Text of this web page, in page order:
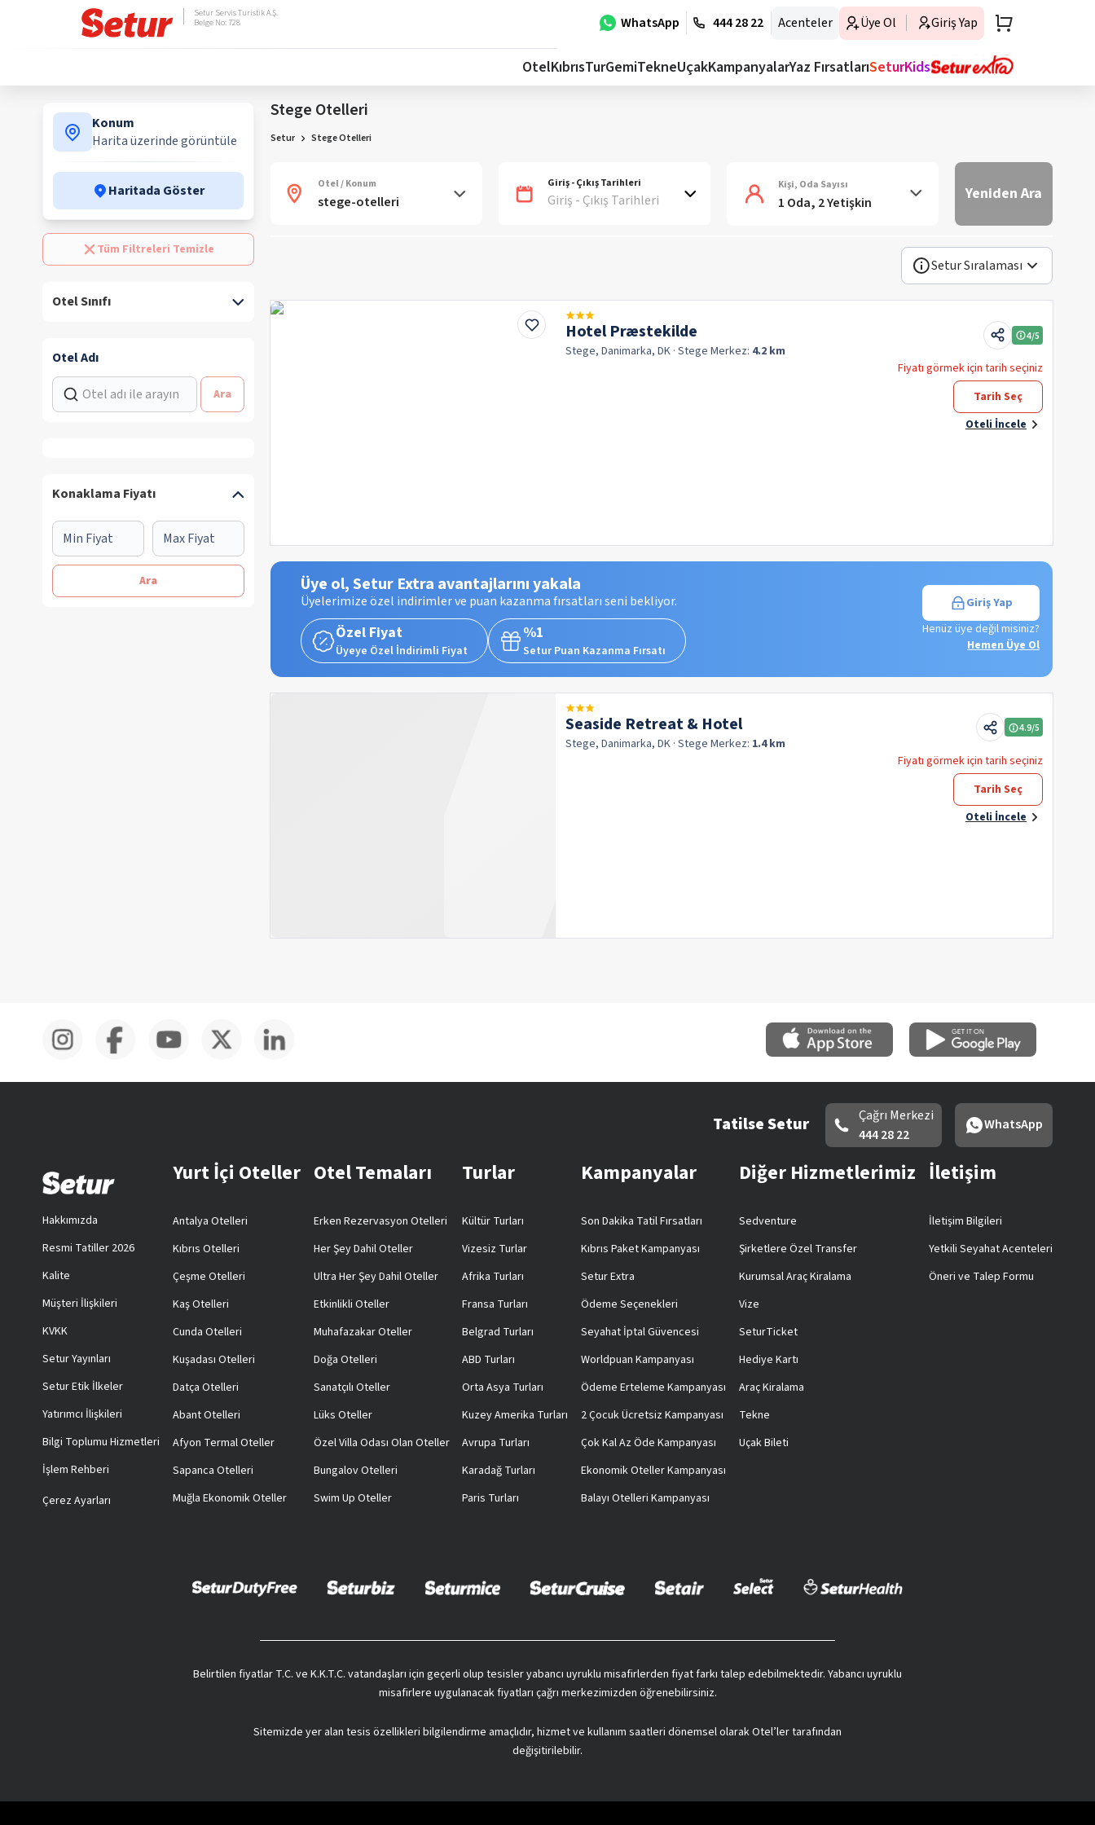
WhatsApp 444 28 22 Acenteler Üye Ol Giriş Yap
Setur Servis Turistik A.Ş.
Belge No: 728
OtelKıbrısTurGemiTekneUçakKampanyalarYaz FırsatlarıSeturKids
Konum
Harita üzerinde görüntüle
Haritada Göster
Tüm Filtreleri Temizle
Otel Sınıfı
Otel Adı
Ara
Konaklama Fiyatı
Ara
Stege Otelleri
Setur Stege Otelleri
Otel / Konum Giriş - Çıkış Tarihleri
Giriş - Çıkış Tarihleri
Kişi, Oda Sayısı
1 Oda, 2 Yetişkin Yeniden Ara
Setur Sıralaması
Hotel Præstekilde
Stege, Danimarka, DK · Stege Merkez: 4.2 km
4/5
Fiyatı görmek için tarih seçiniz
Tarih Seç
Oteli İncele
Üye ol, Setur Extra avantajlarını yakala
Üyelerimize özel indirimler ve puan kazanma fırsatları seni bekliyor.
Özel Fiyat
Üyeye Özel İndirimli Fiyat
%1
Setur Puan Kazanma Fırsatı
Giriş Yap
Henüz üye değil misiniz?
Hemen Üye Ol
Seaside Retreat & Hotel
Stege, Danimarka, DK · Stege Merkez: 1.4 km
4.9/5
Fiyatı görmek için tarih seçiniz
Tarih Seç
Oteli İncele
Tatilse Setur
Çağrı Merkezi
444 28 22
WhatsApp
Hakkımızda
Resmi Tatiller 2026
Kalite
Müşteri İlişkileri
KVKK
Setur Yayınları
Setur Etik İlkeler
Yatırımcı İlişkileri
Bilgi Toplumu Hizmetleri
İşlem Rehberi
Çerez Ayarları
Yurt İçi Oteller
Antalya Otelleri
Kıbrıs Otelleri
Çeşme Otelleri
Kaş Otelleri
Cunda Otelleri
Kuşadası Otelleri
Datça Otelleri
Abant Otelleri
Afyon Termal Oteller
Sapanca Otelleri
Muğla Ekonomik Oteller
Otel Temaları
Erken Rezervasyon Otelleri
Her Şey Dahil Oteller
Ultra Her Şey Dahil Oteller
Etkinlikli Oteller
Muhafazakar Oteller
Doğa Otelleri
Sanatçılı Oteller
Lüks Oteller
Özel Villa Odası Olan Oteller
Bungalov Otelleri
Swim Up Oteller
Turlar
Kültür Turları
Vizesiz Turlar
Afrika Turları
Fransa Turları
Belgrad Turları
ABD Turları
Orta Asya Turları
Kuzey Amerika Turları
Avrupa Turları
Karadağ Turları
Paris Turları
Kampanyalar
Son Dakika Tatil Fırsatları
Kıbrıs Paket Kampanyası
Setur Extra
Ödeme Seçenekleri
Seyahat İptal Güvencesi
Worldpuan Kampanyası
Ödeme Erteleme Kampanyası
2 Çocuk Ücretsiz Kampanyası
Çok Kal Az Öde Kampanyası
Ekonomik Oteller Kampanyası
Balayı Otelleri Kampanyası
Diğer Hizmetlerimiz
Sedventure
Şirketlere Özel Transfer
Kurumsal Araç Kiralama
Vize
SeturTicket
Hediye Kartı
Araç Kiralama
Tekne
Uçak Bileti
İletişim
İletişim Bilgileri
Yetkili Seyahat Acenteleri
Öneri ve Talep Formu
Belirtilen fiyatlar T.C. ve K.K.T.C. vatandaşları için geçerli olup tesisler yabancı uyruklu misafirlerden fiyat farkı talep edebilmektedir. Yabancı uyruklu
misafirlere uygulanacak fiyatları çağrı merkezimizden öğrenebilirsiniz.
Sitemizde yer alan tesis özellikleri bilgilendirme amaçlıdır, hizmet ve kullanım saatleri dönemsel olarak Otel’ler tarafından
değişitirilebilir.